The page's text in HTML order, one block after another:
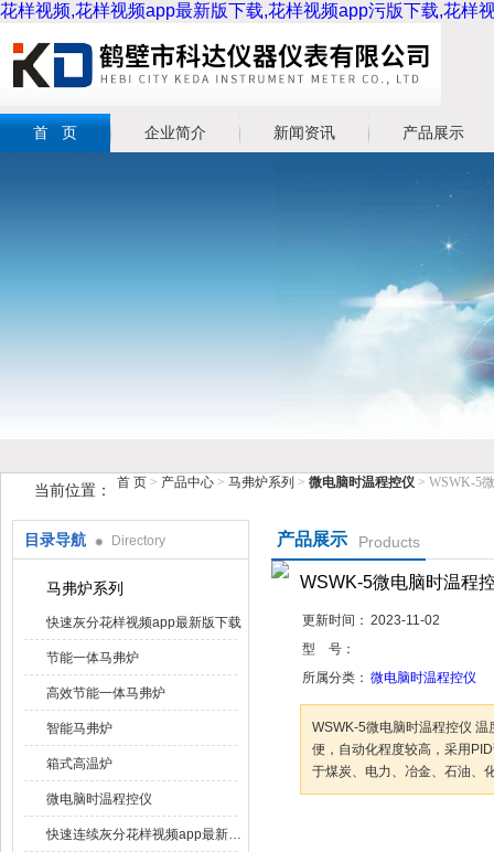
花样视频,花样视频app最新版下载,花样视频app污版下载,花样
首 页 企业简介 新闻资讯 产品展示
当前位置： 首 页 > 产品中心 > 马弗炉系列 > 微电脑时温程控仪 > WSWK-5
目录导航 Directory
马弗炉系列
快速灰分花样视频app最新版下载
节能一体马弗炉
高效节能一体马弗炉
智能马弗炉
箱式高温炉
微电脑时温程控仪
快速连续灰分花样视频app最新版下载
产品展示 Products
WSWK-5微电脑时温程
更新时间： 2023-11-02
型 号：
所属分类： 微电脑时温程控仪
WSWK-5微电脑时温程控仪 温
便，自动化程度较高，采用
于煤炭、电力、冶金、石油